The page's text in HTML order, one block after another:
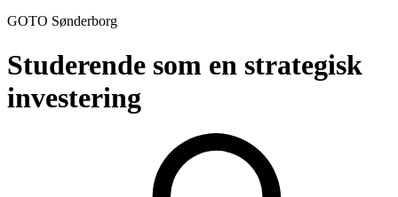
GOTO Sønderborg
Studerende som en strategisk
investering